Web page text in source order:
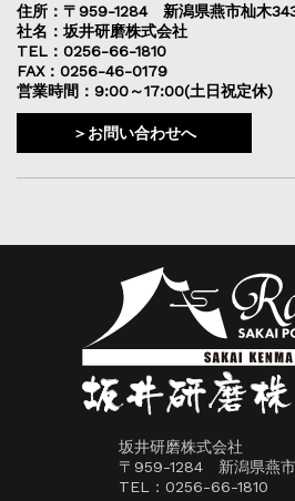
住所：〒959-1284 新潟県燕市杣木
社名：坂井研磨株式会社
TEL：0256-66-1810
FAX：0256-46-0179
営業時間：9:00～17:00(土日祝定休)
＞お問い合わせへ
坂井研磨株式会社
〒959-1284 新潟県燕
TEL：0256-66-1810